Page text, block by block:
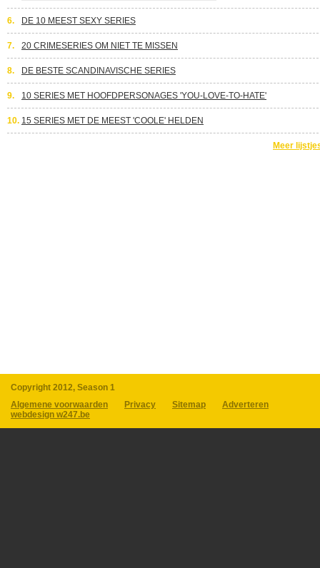
6. DE 10 MEEST SEXY SERIES
7. 20 CRIMESERIES OM NIET TE MISSEN
8. DE BESTE SCANDINAVISCHE SERIES
9. 10 SERIES MET HOOFDPERSONAGES 'YOU-LOVE-TO-HATE'
10. 15 SERIES MET DE MEEST 'COOLE' HELDEN
Meer
Copyright 2012, Season 1
Algemene voorwaarden
Privacy Sitemap
Adverteren
webdesign w247.be